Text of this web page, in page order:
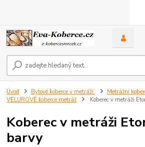
Úvod Bytové koberce v metráži
Metrážni
VELUROVÉ koberce metráž
Koberec v metráži
Koberec v metráži
barvy